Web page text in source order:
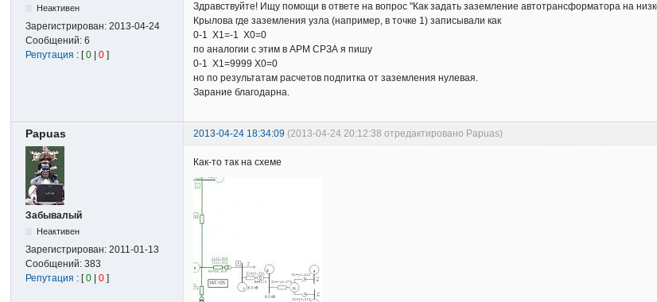
Неактивен
Зарегистрирован:2013-04-24
Сообщений:6
Репутация : [0 |0 ]
Здравствуйте! Ищу помощи в ответе на вопрос "Как задать заземление автотрансформатора на
Крылова где заземления узла (например, в точке 1) записывали как
0-1 Х1=-1 Х0=0
по аналогии с этим в АРМ СРЗА я пишу
0-1 Х1=9999 Х0=0
но по результатам расчетов подпитка от заземления нулевая.
Зарание благодарна.
Papuas 2013-04-24 18:34:09 (2013-04-24 20:12:38 отредактировано Papuas)
Забывалый
Неактивен
Зарегистрирован:2011-01-13
Сообщений:383
Репутация : [0 |0 ]
Как-то так на схеме